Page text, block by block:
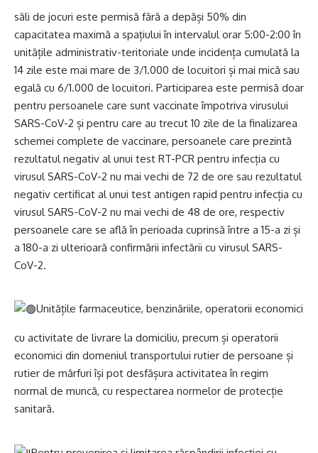
săli de jocuri este permisă fără a depăși 50% din
capacitatea maximă a spațiului în intervalul orar 5:00-2:00 în
unitățile administrativ-teritoriale unde incidența cumulată la
14 zile este mai mare de 3/1.000 de locuitori și mai mică sau
egală cu 6/1.000 de locuitori. Participarea este permisă doar
pentru persoanele care sunt vaccinate împotriva virusului
SARS-CoV-2 și pentru care au trecut 10 zile de la finalizarea
schemei complete de vaccinare, persoanele care prezintă
rezultatul negativ al unui test RT-PCR pentru infecția cu
virusul SARS-CoV-2 nu mai vechi de 72 de ore sau rezultatul
negativ certificat al unui test antigen rapid pentru infecția cu
virusul SARS-CoV-2 nu mai vechi de 48 de ore, respectiv
persoanele care se află în perioada cuprinsă între a 15-a zi și
a 180-a zi ulterioară confirmării infectării cu virusul SARS-
CoV-2.
Unitățile farmaceutice, benzinăriile, operatorii economici
cu activitate de livrare la domiciliu, precum și operatorii
economici din domeniul transportului rutier de persoane și
rutier de mărfuri își pot desfășura activitatea în regim
normal de muncă, cu respectarea normelor de protecție
sanitară.